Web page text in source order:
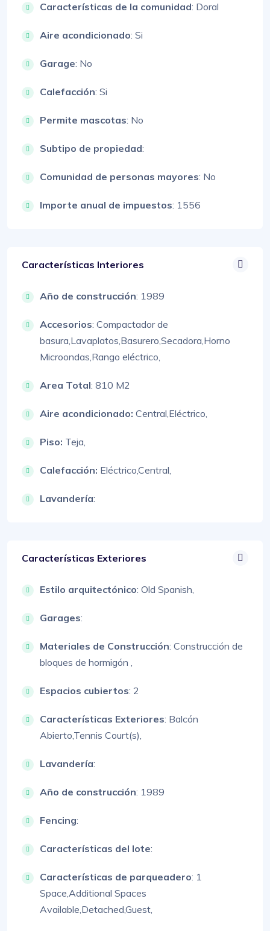
Características de la comunidad: Doral
Aire acondicionado: Si
Garage: No
Calefacción: Si
Permite mascotas: No
Subtipo de propiedad:
Comunidad de personas mayores: No
Importe anual de impuestos: 1556
Características Interiores
Año de construcción: 1989
Accesorios: Compactador de
basura,Lavaplatos,Basurero,Secadora,Horno
Microondas,Rango eléctrico,
Area Total: 810 M2
Aire acondicionado: Central,Eléctrico,
Piso: Teja,
Calefacción: Eléctrico,Central,
Lavandería:
Características Exteriores
Estilo arquitectónico: Old Spanish,
Garages:
Materiales de Construcción: Construcción de
bloques de hormigón ,
Espacios cubiertos: 2
Características Exteriores: Balcón
Abierto,Tennis Court(s),
Lavandería:
Año de construcción: 1989
Fencing:
Características del lote:
Características de parqueadero: 1
Space,Additional Spaces
Available,Detached,Guest,